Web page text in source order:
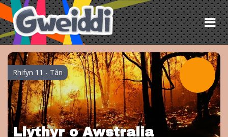
Llythyr o Awstralia
Rhifyn 11 - Tân